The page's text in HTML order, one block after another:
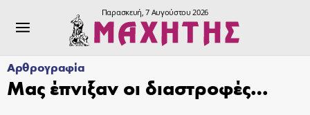
Παρασκευή, 7 Αυγούστου 2026
Αρθρογραφία
Μας έπνιξαν οι διαστροφές…